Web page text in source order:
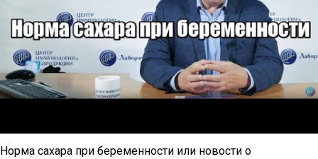
Норма сахара при беременности или новости о